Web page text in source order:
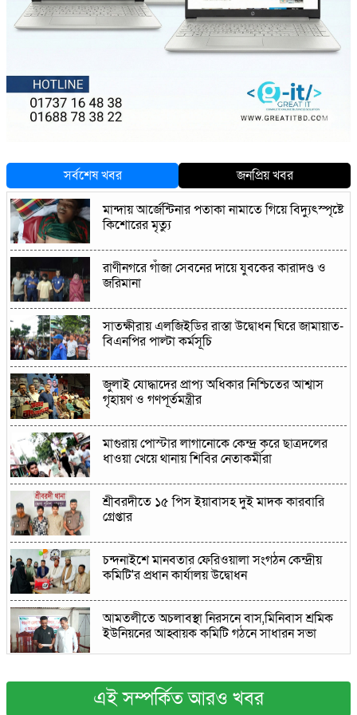
সর্বশেষ খবর
জনপ্রিয় খবর
মান্দায় আর্জেন্টিনার পতাকা নামাতে গিয়ে বিদ্যুৎস্পৃষ্টে
কিশোরের মৃত্যু
রাণীনগরে গাঁজা সেবনের দায়ে যুবকের কারাদণ্ড ও
জরিমানা
সাতক্ষীরায় এলজিইডির রাস্তা উদ্বোধন ঘিরে জামায়াত-
বিএনপির পাল্টা কর্মসূচি
জুলাই যোদ্ধাদের প্রাপ্য অধিকার নিশ্চিতের আশ্বাস
গৃহায়ণ ও গণপূর্তমন্ত্রীর
মাগুরায় পোস্টার লাগানোকে কেন্দ্র করে ছাত্রদলের
ধাওয়া খেয়ে থানায় শিবির নেতাকর্মীরা
শ্রীবরদীতে ১৫ পিস ইয়াবাসহ দুই মাদক কারবারি
গ্রেপ্তার
চন্দনাইশে মানবতার ফেরিওয়ালা সংগঠন কেন্দ্রীয়
কমিটি'র প্রধান কার্যালয় উদ্বোধন
আমতলীতে অচলাবস্থা নিরসনে বাস,মিনিবাস শ্রমিক
ইউনিয়নের আহ্বায়ক কমিটি গঠনে সাধারন সভা
শহীদুল ইসলাম শহীদের নির্বাচনীর সালাম ও সমর্থন
প্রত্যাশী
এই সম্পর্কিত আরও খবর